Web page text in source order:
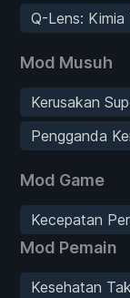
Q-Lens:
Mod Musuh
Kerusakan
Pengganda
Mod Game
Kecepatan
Mod Pemain
Kesehatan Tak